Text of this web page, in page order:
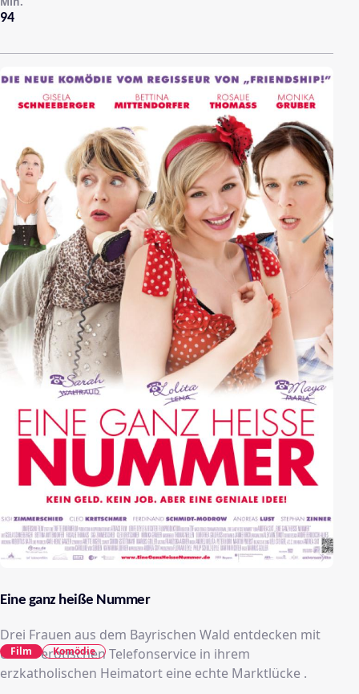
94
Eine ganz heiße Nummer
Drei Frauen aus dem Bayrischen Wald entdecken mit
einem erotischen Telefonservice in ihrem
erzkatholischen Heimatort eine echte Marktlücke .
Film Komödie